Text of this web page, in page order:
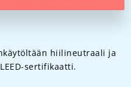
hiilineutraali ja
sertifikaatti.